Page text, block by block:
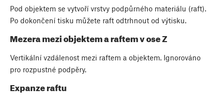
Pod objektem se vytvoří vrstvy podpůrného materiálu (raft).
Po dokončení tisku můžete raft odtrhnout od výtisku.
Mezera mezi objektem a raftem v ose Z
Vertikální vzdálenost mezi raftem a objektem. Ignorováno
pro rozpustné podpěry.
Expanze raftu